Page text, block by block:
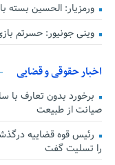
ورمزیار: الحسین بسته
وینی جونیور: حسرتم
اخبار حقوقی و قضایی
برخورد بدون تعارف با
صیانت از طبیعت
رئیس قوه قضاییه
را تسلیت گفت